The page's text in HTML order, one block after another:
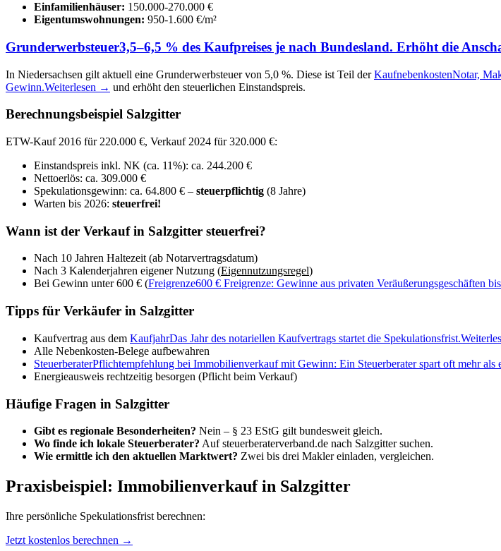
Einfamilienhäuser: 150.000-270.000 €
Eigentumswohnungen: 950-1.600 €/m²
Grunderwerbsteuer3,5–6,5 % des Kaufpreises je nach Bundesland. Erhöht die
In Niedersachsen gilt aktuell eine Grunderwerbsteuer von 5,0 %. Diese ist Teil derKaufnebenkostenNotar,
Gewinn.Weiterlesen → und erhöht den steuerlichen Einstandspreis.
Berechnungsbeispiel Salzgitter
ETW-Kauf 2016 für 220.000 €, Verkauf 2024 für 320.000 €:
Einstandspreis inkl. NK (ca. 11%): ca. 244.200 €
Nettoerlös: ca. 309.000 €
Spekulationsgewinn: ca. 64.800 € – steuerpflichtig (8 Jahre)
Warten bis 2026: steuerfrei!
Wann ist der Verkauf in Salzgitter steuerfrei?
Nach 10 Jahren Haltezeit (ab Notarvertragsdatum)
Nach 3 Kalenderjahren eigener Nutzung (Eigennutzungsregel)
Bei Gewinn unter 600 € (Freigrenze600 € Freigrenze: Gewinne aus privaten Veräußerungsgeschäften
Tipps für Verkäufer in Salzgitter
Kaufvertrag aus dem KaufjahrDas Jahr des notariellen Kaufvertrags startet die Spekulationsfrist.
Alle Nebenkosten-Belege aufbewahren
SteuerberaterPflichtempfehlung bei Immobilienverkauf mit Gewinn: Ein Steuerberater spart oft mehr als
Energieausweis rechtzeitig besorgen (Pflicht beim Verkauf)
Häufige Fragen in Salzgitter
Gibt es regionale Besonderheiten? Nein – § 23 EStG gilt bundesweit gleich.
Wo finde ich lokale Steuerberater? Auf steuerberaterverband.de nach Salzgitter suchen.
Wie ermittle ich den aktuellen Marktwert? Zwei bis drei Makler einladen, vergleichen.
Praxisbeispiel: Immobilienverkauf in Salzgitter
Ihre persönliche Spekulationsfrist berechnen:
Jetzt kostenlos berechnen →